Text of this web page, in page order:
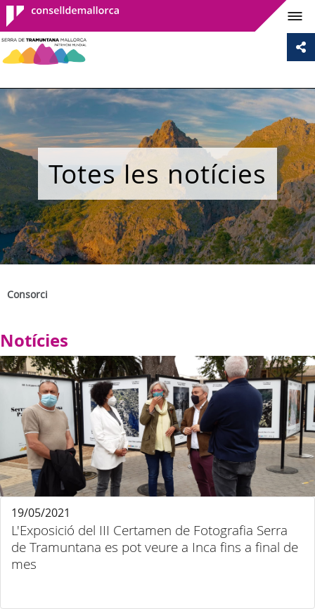
Consell de
Mallorca
Totes les notícies
Consorci
Notícies
L'Exposició del III Certamen de Fotografia Serra
de Tramuntana es pot veure a Inca fins a final de
mes
19/05/2021